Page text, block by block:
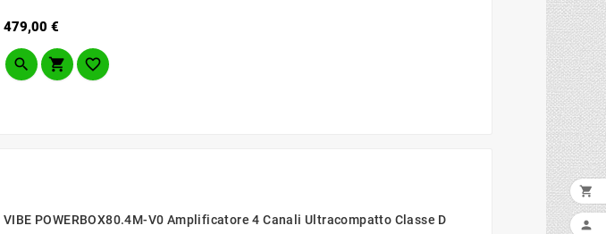
479,00 €Prezzo
  
VIBE POWERBOX80.4M-V0 Amplificatore 4 Canali Ultracompatto Classe D

